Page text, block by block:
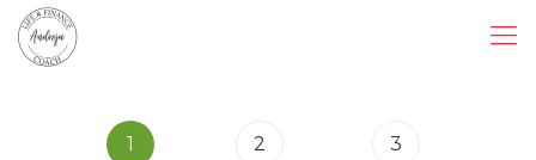
1 2 3